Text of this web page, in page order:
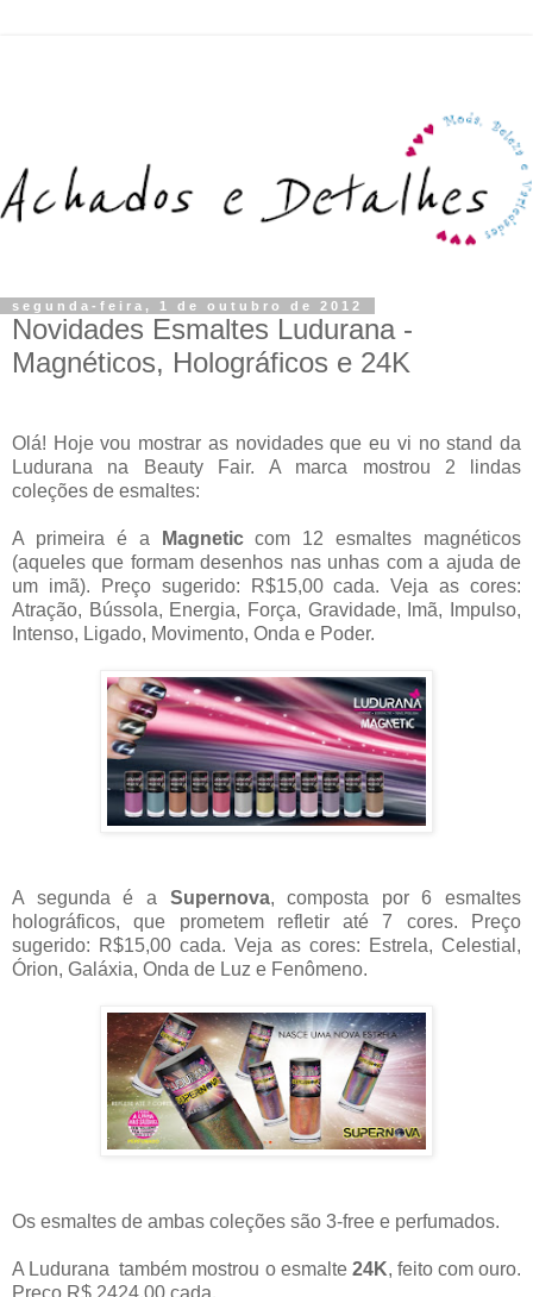
segunda-feira, 1 de outubro de 2012
Novidades Esmaltes Ludurana -
Magnéticos, Holográficos e 24K
Olá! Hoje vou mostrar as novidades que eu vi no stand da
Ludurana na Beauty Fair. A marca mostrou 2 lindas
coleções de esmaltes:
A primeira é a Magneticcom 12 esmaltes magnéticos
(aqueles que formam desenhos nas unhas com a ajuda de
um imã). Preço sugerido: R$15,00 cada. Veja as cores:
Atração, Bússola, Energia, Força, Gravidade, Imã, Impulso,
Intenso, Ligado, Movimento, Onda e Poder.
A segunda é a Supernova, composta por 6 esmaltes
holográficos, que prometem refletir até 7 cores. Preço
sugerido: R$15,00 cada. Veja as cores: Estrela, Celestial,
Órion, Galáxia, Onda de Luz e Fenômeno.
Os esmaltes de ambas coleções são 3-free e perfumados.
A Ludurana também mostrou o esmalte 24K, feito com ouro.
Preço R$ 2424,00 cada.